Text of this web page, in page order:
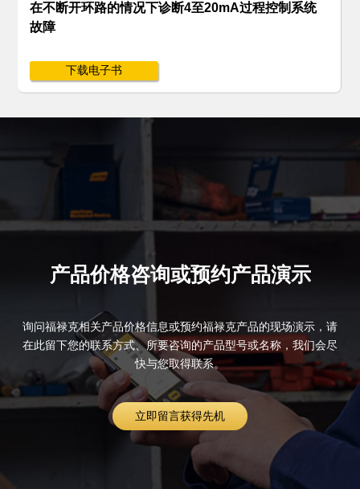
在不断开环路的情况下诊断4至20mA过程控制系统
故障
下载电子书
产品价格咨询或预约产品演示
询问福禄克相关产品价格信息或预约福禄克产品的现场演示，请
在此留下您的联系方式、所要咨询的产品型号或名称，我们会尽
快与您取得联系。
立即留言获得先机